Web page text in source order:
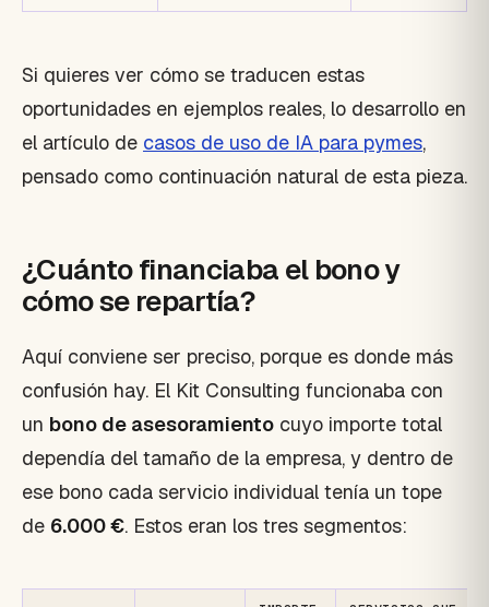
Si quieres ver cómo se traducen estas
oportunidades en ejemplos reales, lo desarrollo en
el artículo de casos de uso de IA para pymes,
pensado como continuación natural de esta pieza.
¿Cuánto financiaba el bono y
cómo se repartía?
Aquí conviene ser preciso, porque es donde más
confusión hay. El Kit Consulting funcionaba con
un bono de asesoramiento cuyo importe total
dependía del tamaño de la empresa, y dentro de
ese bono cada servicio individual tenía un tope
de 6.000 €. Estos eran los tres segmentos: